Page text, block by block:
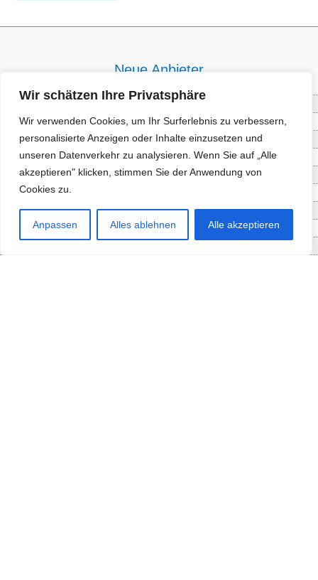
Wir schätzen Ihre Privatsphäre
Wir verwenden Cookies, um Ihr Surferlebnis zu verbessern,
personalisierte Anzeigen oder Inhalte einzusetzen und
unseren Datenverkehr zu analysieren. Wenn Sie auf „Alle
akzeptieren" klicken, stimmen Sie der Anwendung von
Cookies zu.
Anpassen Alles ablehnen Alle akzeptieren
Neue Anbieter
Baum- und Bienenpflege Thullner
Enne Energieberatung
Impact Hub Traunstein GmbH
Getränke Wierer Abholmarkt
Höhenberger Biokiste GmbH
EnergieSPARberatung Chiemgau
Checkers Jungle Hut